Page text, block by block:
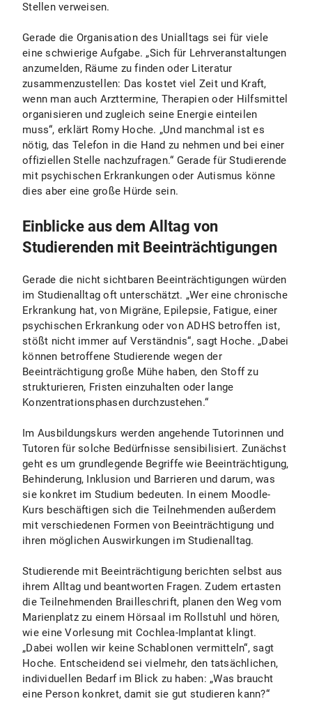
Stellen verweisen.
Gerade die Organisation des Unialltags sei für viele
eine schwierige Aufgabe. „Sich für Lehrveranstaltungen
anzumelden, Räume zu finden oder Literatur
zusammenzustellen: Das kostet viel Zeit und Kraft,
wenn man auch Arzttermine, Therapien oder Hilfsmittel
organisieren und zugleich seine Energie einteilen
muss“, erklärt Romy Hoche. „Und manchmal ist es
nötig, das Telefon in die Hand zu nehmen und bei einer
offiziellen Stelle nachzufragen.“ Gerade für Studierende
mit psychischen Erkrankungen oder Autismus könne
dies aber eine große Hürde sein.
Einblicke aus dem Alltag von
Studierenden mit Beeinträchtigungen
Gerade die nicht sichtbaren Beeinträchtigungen würden
im Studienalltag oft unterschätzt. „Wer eine chronische
Erkrankung hat, von Migräne, Epilepsie, Fatigue, einer
psychischen Erkrankung oder von ADHS betroffen ist,
stößt nicht immer auf Verständnis“, sagt Hoche. „Dabei
können betroffene Studierende wegen der
Beeinträchtigung große Mühe haben, den Stoff zu
strukturieren, Fristen einzuhalten oder lange
Konzentrationsphasen durchzustehen.“
Im Ausbildungskurs werden angehende Tutorinnen und
Tutoren für solche Bedürfnisse sensibilisiert. Zunächst
geht es um grundlegende Begriffe wie Beeinträchtigung,
Behinderung, Inklusion und Barrieren und darum, was
sie konkret im Studium bedeuten. In einem Moodle-
Kurs beschäftigen sich die Teilnehmenden außerdem
mit verschiedenen Formen von Beeinträchtigung und
ihren möglichen Auswirkungen im Studienalltag.
Studierende mit Beeinträchtigung berichten selbst aus
ihrem Alltag und beantworten Fragen. Zudem ertasten
die Teilnehmenden Brailleschrift, planen den Weg vom
Marienplatz zu einem Hörsaal im Rollstuhl und hören,
wie eine Vorlesung mit Cochlea-Implantat klingt.
„Dabei wollen wir keine Schablonen vermitteln“, sagt
Hoche. Entscheidend sei vielmehr, den tatsächlichen,
individuellen Bedarf im Blick zu haben: „Was braucht
eine Person konkret, damit sie gut studieren kann?“